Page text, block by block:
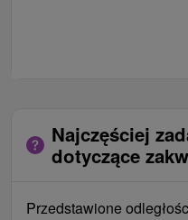
Najczęściej
dotyczące
Przedstawione